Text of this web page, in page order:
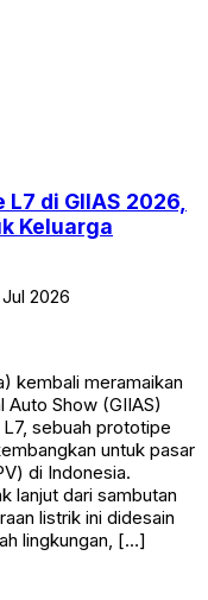
di GIIAS 2026,
Keluarga
2026
kembali meramaikan
Auto Show (GIIAS)
sebuah prototipe
untuk pasar
di Indonesia.
lanjut dari sambutan
listrik ini didesain
lingkungan, […]